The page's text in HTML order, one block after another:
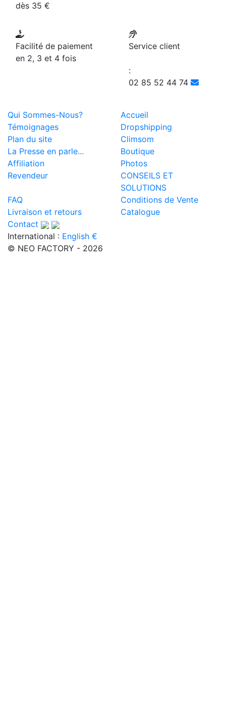
dès 35 €
Facilité de paiement
en 2, 3 et 4 fois
Service client
:
02 85 52 44 74
Qui Sommes-Nous?
Accueil
Témoignages
Dropshipping
Plan du site
Climsom
La Presse en parle...
Boutique
Affiliation
Photos
Revendeur
CONSEILS ET
SOLUTIONS
FAQ
Conditions de Vente
Livraison et retours
Catalogue
Contact
International : English €
© NEO FACTORY - 2026